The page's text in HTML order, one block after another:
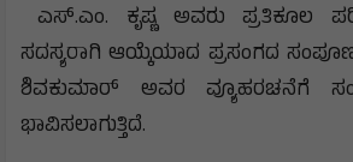
ಎಸ್.ಎಂ. ಕೃಷ್ಣ ಅವರು ಪ್ರತಿಕೂಲ
ಸದಸ್ಯರಾಗಿ ಆಯ್ಕೆಯಾದ ಪ್ರಸಂಗದ
ಶಿವಕುಮಾರ್ ಅವರ ವ್ಯೂಹರಚನೆಗೆ
ಭಾವಿಸಲಾಗುತ್ತಿದೆ.